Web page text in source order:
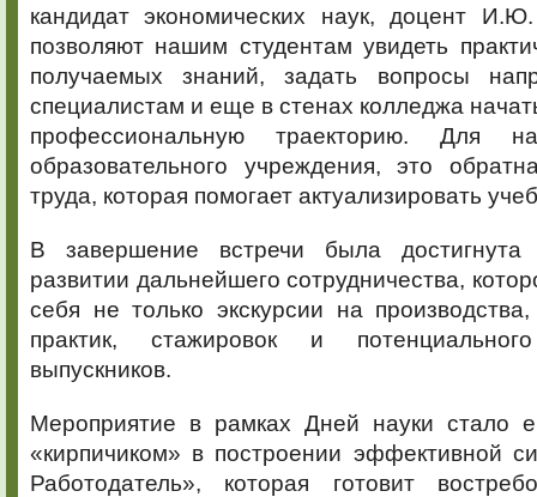
кандидат экономических наук, доцент
позволяют нашим студентам увидеть
получаемых знаний, задать вопросы
специалистам и еще в стенах колледжа
профессиональную траекторию.
образовательного учреждения, это
труда, которая помогает актуализировать
В завершение встречи была достигнута
развитии дальнейшего сотрудничества,
себя не только экскурсии на
практик, стажировок и потенциального
выпускников.
Мероприятие в рамках Дней науки стало
«кирпичиком» в построении эффективной
Работодатель», которая готовит